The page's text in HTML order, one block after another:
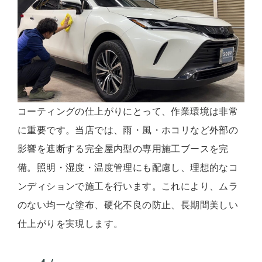
コーティングの仕上がりにとって、作業環境は非常
に重要です。当店では、雨・風・ホコリなど外部の
影響を遮断する完全屋内型の専用施工ブースを完
備。照明・湿度・温度管理にも配慮し、理想的なコ
ンディションで施工を行います。これにより、ムラ
のない均一な塗布、硬化不良の防止、長期間美しい
仕上がりを実現します。